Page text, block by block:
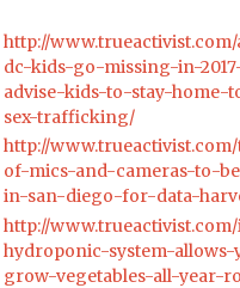
http://
dc-kids-go-missing-in-
advise-kids-to-stay-home-
sex-trafficking/
http://
of-mics-and-cameras-to-
in-san-diego-for-data-
http://
hydroponic-system-
grow-vegetables-all-year-